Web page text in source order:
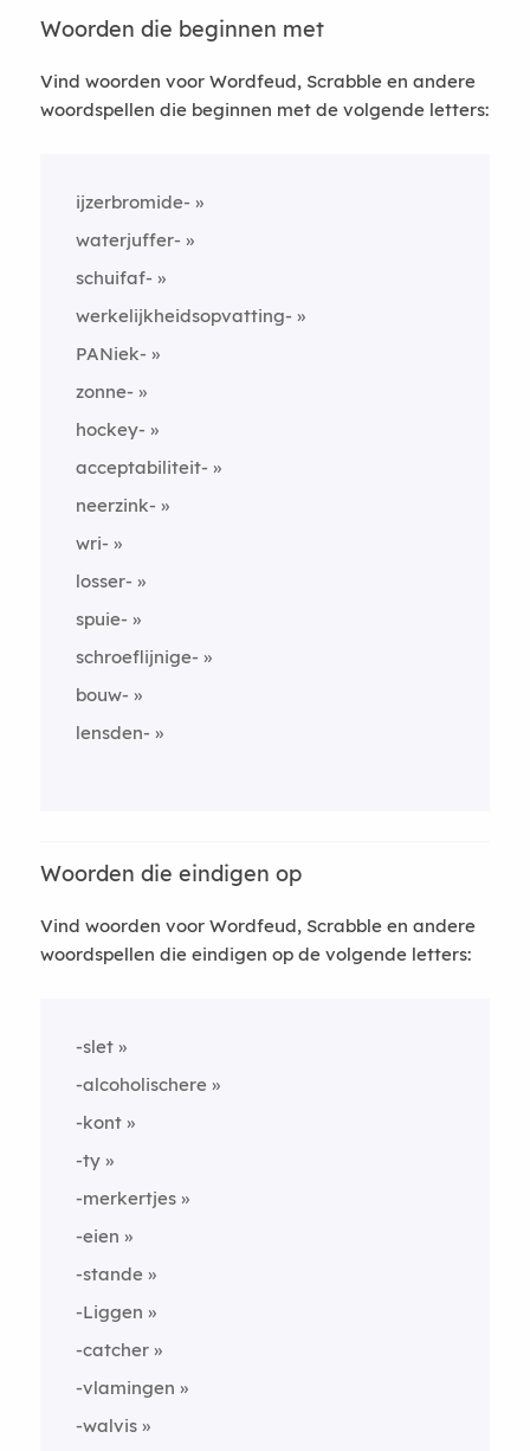
Woorden die beginnen met
Vind woorden voor Wordfeud, Scrabble en andere
woordspellen die beginnen met de volgende letters:
ijzerbromide-
waterjuffer-
schuifaf-
werkelijkheidsopvatting-
PANiek-
zonne-
hockey-
acceptabiliteit-
neerzink-
wri-
losser-
spuie-
schroeflijnige-
bouw-
lensden-
Woorden die eindigen op
Vind woorden voor Wordfeud, Scrabble en andere
woordspellen die eindigen op de volgende letters:
-slet
-alcoholischere
-kont
-ty
-merkertjes
-eien
-stande
-Liggen
-catcher
-vlamingen
-walvis